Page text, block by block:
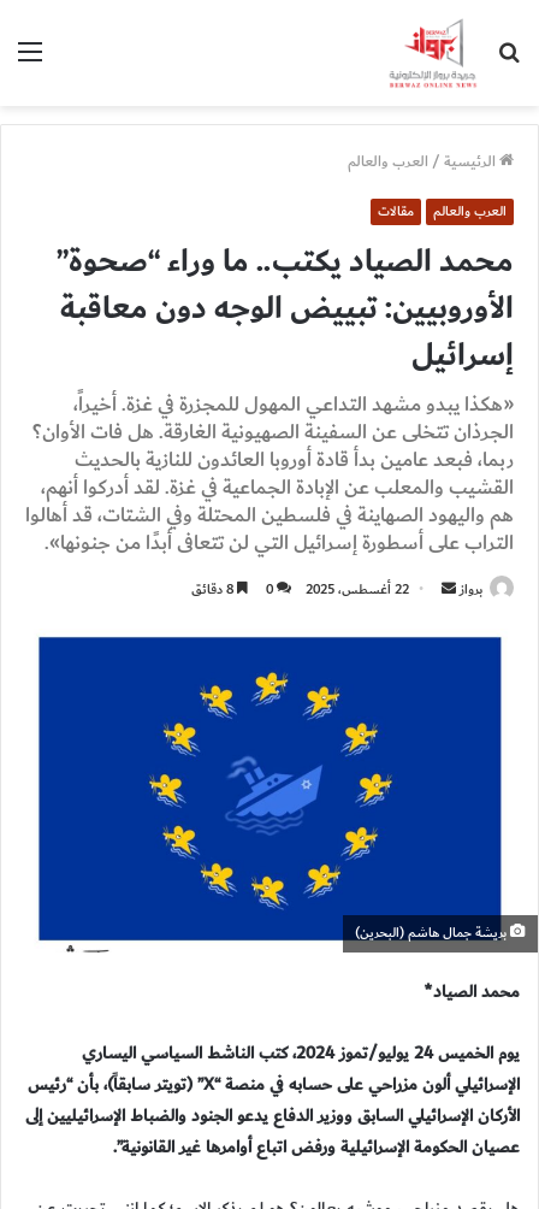
الرئيسية/العرب والعالم
العرب والعالم مقالات
محمد الصياد يكتب.. ما وراء “صحوة”
الأوروبيين: تبييض الوجه دون معاقبة
إسرائيل
«هكذا يبدو مشهد التداعي المهول للمجزرة في غزة. أخيراً،
الجرذان تتخلى عن السفينة الصهيونية الغارقة. هل فات الأوان؟
ربما، فبعد عامين بدأ قادة أوروبا العائدون للنازية بالحديث
القشيب والمعلب عن الإبادة الجماعية في غزة. لقد أدركوا أنهم،
هم واليهود الصهاينة في فلسطين المحتلة وفي الشتات، قد أهالوا
التراب على أسطورة إسرائيل التي لن تتعافى أبدًا من جنونها».
برواز
أرسل
إلكترونيا
22 أغسطس، 2025 0
بريشة جمال هاشم (البحرين)
محمد الصياد*
يوم الخميس 24 يوليو/تموز 2024، كتب الناشط السياسي اليساري
الإسرائيلي ألون مزراحي على حسابه في منصة “X” (تويتر سابقاً)، بأن “رئيس
الأركان الإسرائيلي السابق ووزير الدفاع يدعو الجنود والضباط الإسرائيليين إلى
عصيان الحكومة الإسرائيلية ورفض اتباع أوامرها غير القانونية”.